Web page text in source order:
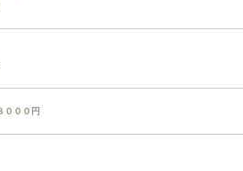
０００円